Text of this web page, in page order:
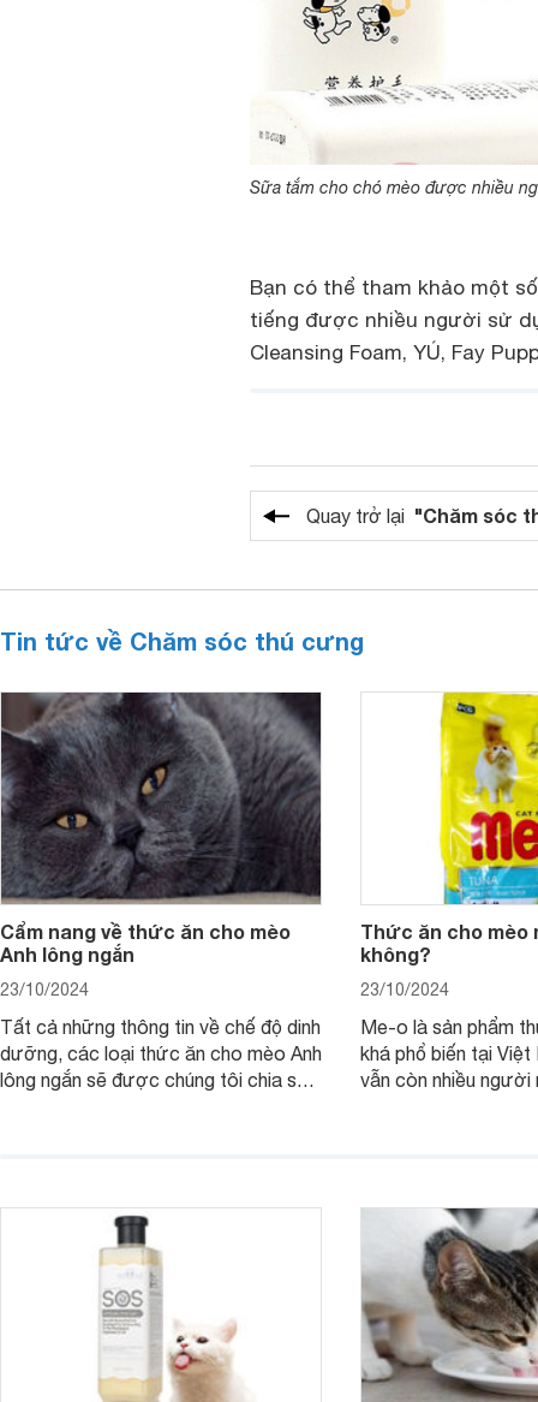
Sữa tắm cho chó mèo được nhiều
Bạn có thể tham khảo một
tiếng được nhiều người sử
Cleansing Foam, YÚ, Fay
Quay trở lại "Chăm sóc
Tin tức về Chăm sóc thú cưng
Cẩm nang về thức ăn cho mèo
Anh lông ngắn
23/10/2024
Tất cả những thông tin về chế độ dinh
dưỡng, các loại thức ăn cho mèo Anh
lông ngắn sẽ được chúng tôi chia sẻ
Thức ăn cho mèo
không?
23/10/2024
Me-o là sản phẩm
khá phổ biến tại Việt
vẫn còn nhiều người